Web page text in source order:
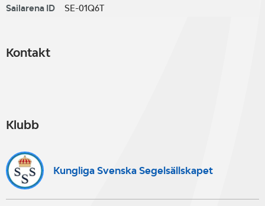
Sailarena ID
SE-01Q6T
Kontakt
Klubb
Kungliga Svenska Segelsällskapet